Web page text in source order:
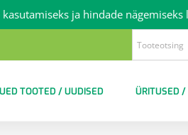
TOOTED / UUDISED ÜRITUSED /
kasutamiseks ja hindade